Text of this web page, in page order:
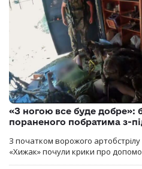
«З ногою все буде добре»:
пораненого побратима з-
З початком ворожого артобстрілу
«Хижак» почули крики про